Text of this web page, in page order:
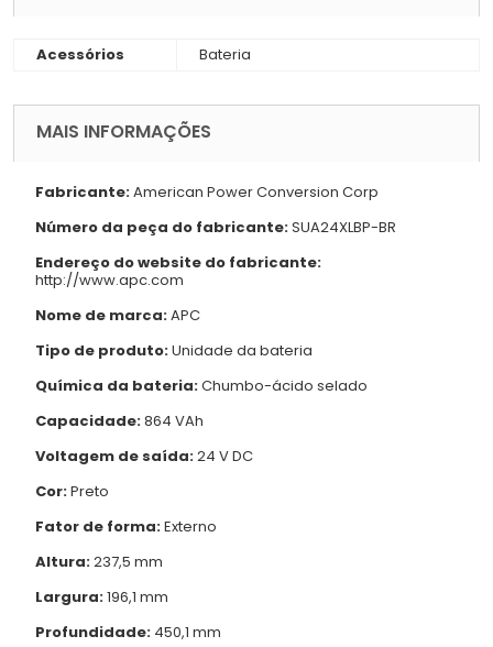
Acessórios Bateria
MAIS INFORMAÇÕES
Fabricante:American Power Conversion Corp
Número da peça do fabricante:SUA24XLBP-BR
Endereço do website do fabricante:
http://www.apc.com
Nome de marca:APC
Tipo de produto:Unidade da bateria
Química da bateria:Chumbo-ácido selado
Capacidade:864 VAh
Voltagem de saída:24 V DC
Cor:Preto
Fator de forma:Externo
Altura:237,5 mm
Largura:196,1 mm
Profundidade: 450,1 mm